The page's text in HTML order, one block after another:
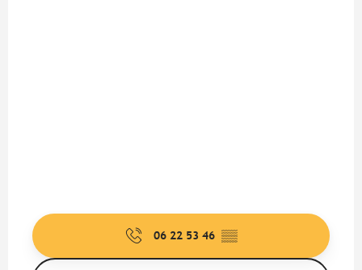
06 22 53 46 ▒▒